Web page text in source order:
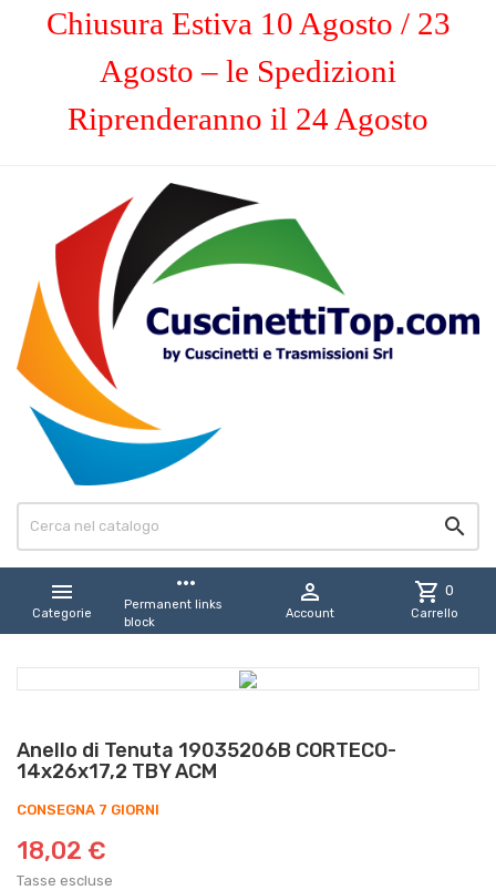
Chiusura Estiva 10 Agosto / 23
Agosto – le Spedizioni
Riprenderanno il 24 Agosto


Categorie
more_horiz
Permanent links
block

Account
shopping_cart 0
Carrello
Anello di Tenuta 19035206B CORTECO-
14x26x17,2 TBY ACM
CONSEGNA 7 GIORNI
18,02 €
Tasse escluse